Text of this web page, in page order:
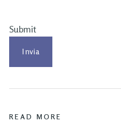
Submit
READ MORE